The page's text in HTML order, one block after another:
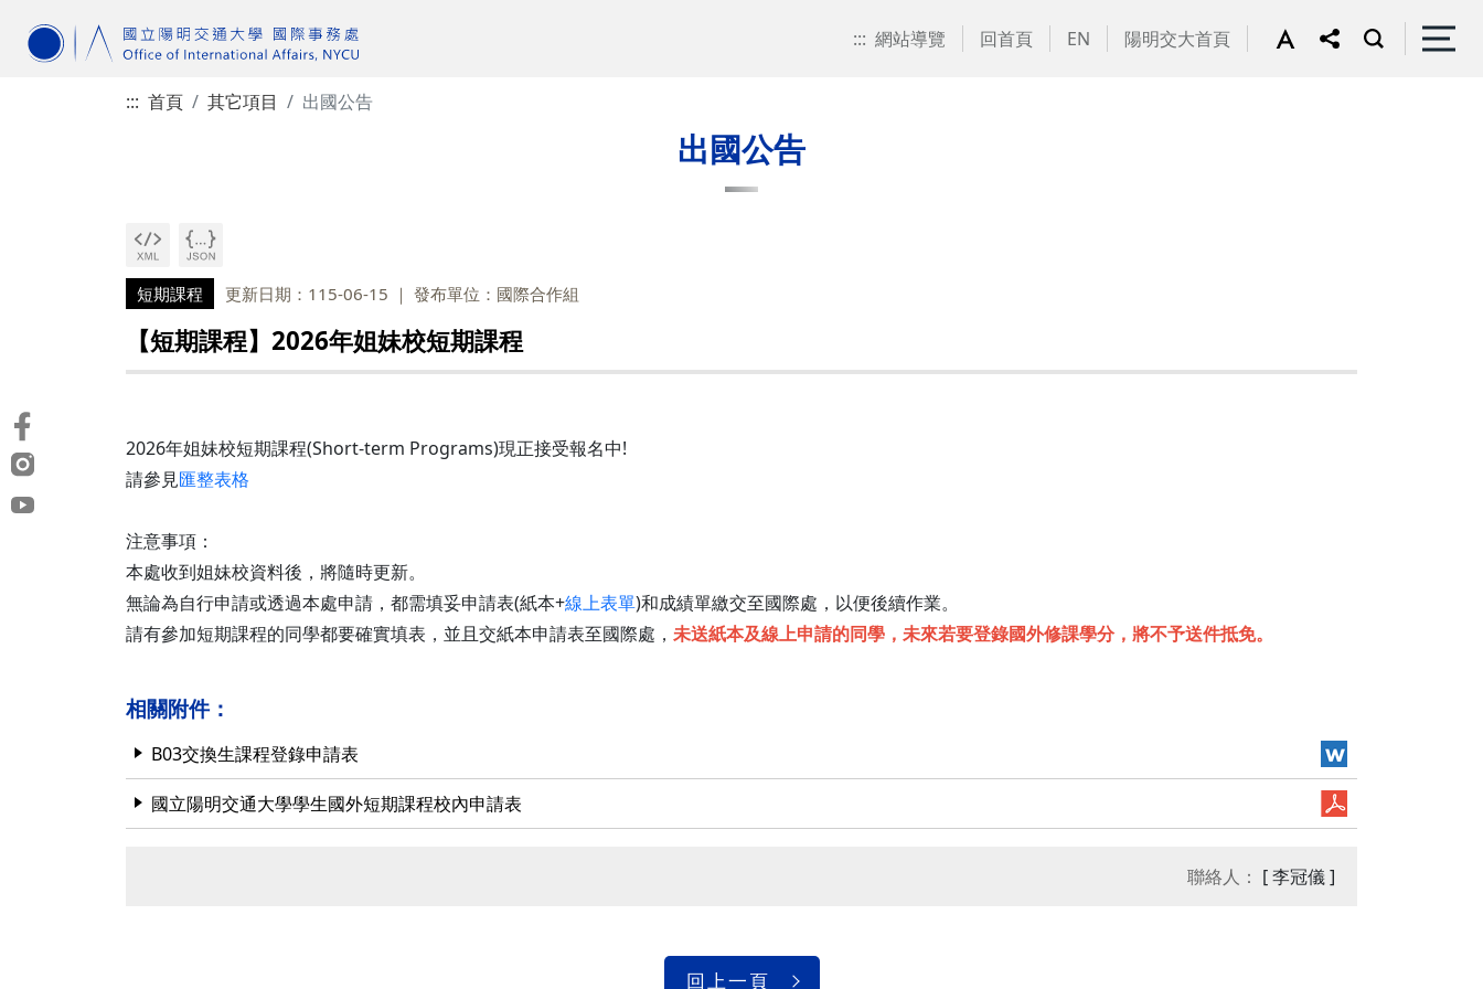
::: 網站導覽 回首頁 EN 陽明交大首頁
::: 首頁 其它項目 出國公告
出國公告
短期課程 更新日期：115-06-15 發布單位：國際合作組
【短期課程】2026年姐妹校短期課程
2026年姐妹校短期課程(Short-term Programs)現正接受報名中!
請參見匯整表格
注意事項：
本處收到姐妹校資料後，將隨時更新。
無論為自行申請或透過本處申請，都需填妥申請表(紙本+線上表單)和成績單繳交至國際處，以便後續作業。
請有參加短期課程的同學都要確實填表，並且交紙本申請表至國際處， 未送紙本及線上申請的同學，未來若要登錄國外修課學分，將不予送件抵免。
相關附件：
B03交換生課程登錄申請表
國立陽明交通大學學生國外短期課程校內申請表
聯絡人： [ 李冠儀 ]
回上一頁